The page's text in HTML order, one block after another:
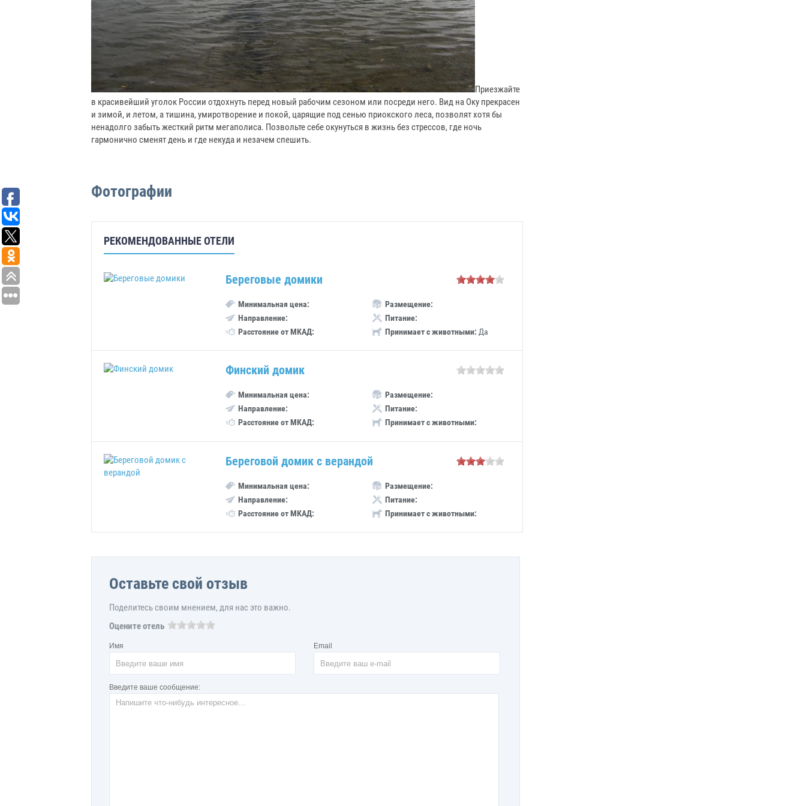
Приезжайте
в красивейший уголок России отдохнуть перед новый рабочим сезоном или посреди него. Вид на Оку прекрасен
и зимой, и летом, а тишина, умиротворение и покой, царящие под сенью приокского леса, позволят хотя бы
ненадолго забыть жесткий ритм мегаполиса. Позвольте себе окунуться в жизнь без стрессов, где ночь
гармонично сменят день и где некуда и незачем спешить.
Фотографии
РЕКОМЕНДОВАННЫЕ ОТЕЛИ
Береговые домики
Минимальная цена:
Направление:
Расстояние от МКАД:
Размещение:
Питание:
Принимает с животными: Да
Финский домик
Минимальная цена:
Направление:
Расстояние от МКАД:
Размещение:
Питание:
Принимает с животными:
Береговой домик с верандой
Минимальная цена:
Направление:
Расстояние от МКАД:
Размещение:
Питание:
Принимает с животными:
Оставьте свой отзыв
Поделитесь своим мнением, для нас это важно.
Оцените отель
Имя Email
Введите ваше сообщение: